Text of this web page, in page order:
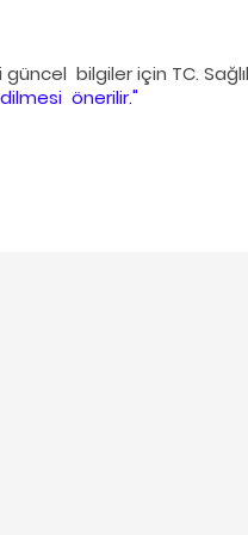
bilgiler için TC.
önerilir."